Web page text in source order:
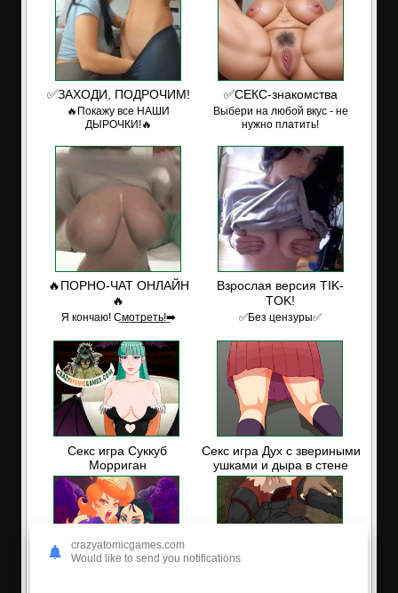
✅ЗАХОДИ, ПОДРОЧИМ!
🔥Покажу все НАШИ
ДЫРОЧКИ!🔥
✅СЕКС-знакомства
Выбери на любой вкус - не
нужно платить!
🔥ПОРНО-ЧАТ ОНЛАЙН
🔥
Я кончаю! С͟м͟о͟т͟р͟е͟т͟ь͟!➡️
Взрослая версия TIK-
TOK!
✅Без цензуры✅
Секс игра Суккуб
Морриган
Секс игра Дух с звериными
ушками и дыра в стене
crazyatomicgames.com
Would like to send you notifications